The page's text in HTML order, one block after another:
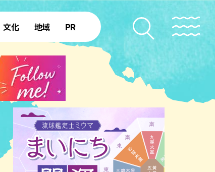
文化
復帰50年
地域
本島北部 本島中部
本島南部 先島諸島
北部離島
PR